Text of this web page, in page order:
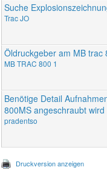
Suche
Trac JO
Öldruckgeber am MB trac
MB TRAC 800 1
Benötige Detail
800MS angeschraubt wird
pradentso
Druckversion anzeigen